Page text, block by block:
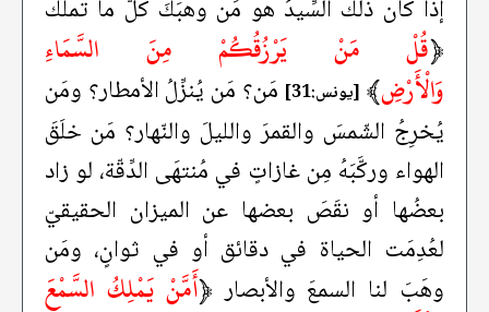
إذا كان ذلك السِّيدُ هو مَن وهبَكَ كلّ ما تملك
﴿قُلْ مَنْ يَرْزُقُكُمْ مِنَ السَّمَاءِ
وَالْأَرْضِ﴾ [يونس:31]
مَن؟ مَن يُنزِّلُ الأمطار؟ ومَن
يُخرِجُ الشّمسَ والقمرَ والليلَ والنّهار؟ مَن خلَقَ
الهواء وركَّبَهُ مِن غازاتٍ في مُنتهَى الدِّقّة، لو زاد
بعضُها أو نقَصَ بعضها عن الميزان الحقيقيّ
لعُدِمَت الحياة في دقائق أو في ثوانٍ، ومَن
وهَبَ لنا السمعَ والأبصار ﴿أَمَّنْ يَمْلِكُ السَّمْعَ